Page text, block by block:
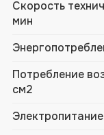
Скорость
мин
Потребление
см2